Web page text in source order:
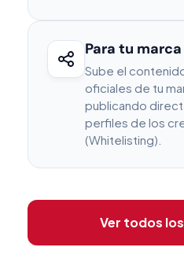
Para tu
Sube el
oficiales de tu
publicando
perfiles de los
(Whitelisting).
Ver todos